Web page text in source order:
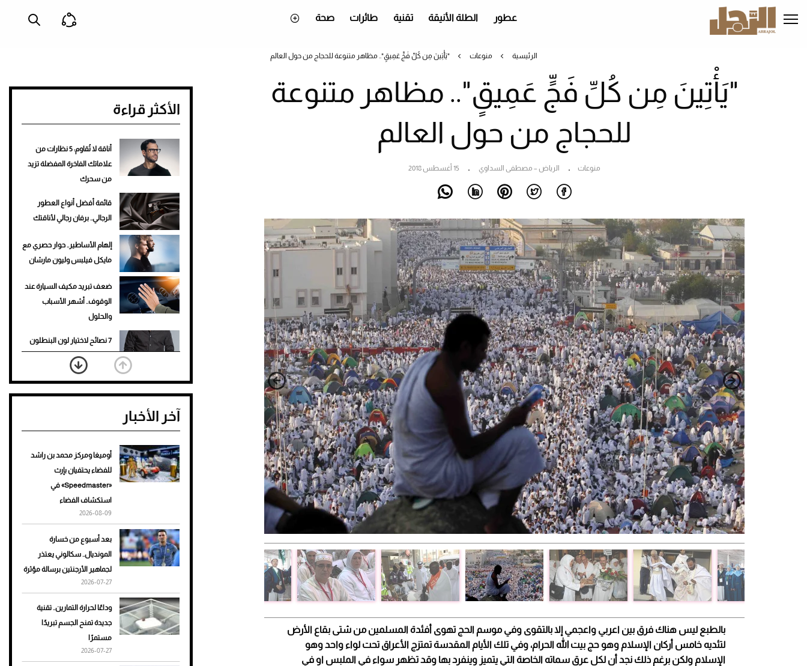
إلى
المحتوى
عطور الطلة الأنيقة تقنية طائرات صحة
الرئيسية منوعات "يَأْتِينَ مِن كُلِّ فَجٍّ عَمِيقٍ".. مظاهر متنوعة للحجاج من حول العالم
"يَأْتِينَ مِن كُلِّ فَجٍّ عَمِيقٍ".. مظاهر متنوعة
للحجاج من حول العالم
منوعات الرياض – مصطفى السداوي 15 أغسطس 2018
بالطبع ليس هناك فرق بين اعربي واعجمي إلا بالتقوى وفي موسم الحج تهوى أفئدة المسلمين من شتى بقاع الأرض
لتئديه خامس أركان الإسلام وهو حج بيت الله الحرام، وفي تلك الأيام المقدسة تمتزج الأعراق تحت لواء واحد وهو
الإسلام ولكن برغم ذلك نجد أن لكل عرق سماته الخاصة التي يتميز وينفرد بها وقد تظهر سواء في الملبس او في
الأكثر قراءة
أناقة لا تُقاوم: 5 نظارات من
علاماتك الفاخرة المفضلة تزيد
من سحرك
قائمة أفضل أنواع العطور
الرجالي.. برفان رجالي لأناقتك
إلهام الأساطير.. حوار حصري مع
مايكل فيلبس وليون مارشان
ضعف تبريد مكيف السيارة عند
الوقوف.. أشهر الأسباب
والحلول
7 نصائح لاختيار لون البنطلون
المناسب للقميص الأسود
نرى المستقبل من خلال
تصميماتنا.. كيف حجزت 1886
تمنحك فخامة استثنائية
لإطلالة جريئة وعصرية
أحذية Mary Jane: ترف وأناقة
آخر الأخبار
أوميغا ومركز محمد بن راشد
للفضاء يحتفيان بإرث
«Speedmaster» في
استكشاف الفضاء
2026-08-09
بعد أسبوع من خسارة
المونديال.. سكالوني يعتذر
لجماهير الأرجنتين برسالة مؤثرة
2026-07-27
وداعًا لحرارة التمارين.. تقنية
جديدة تمنح الجسم تبريدًا
مستمرًا
2026-07-27